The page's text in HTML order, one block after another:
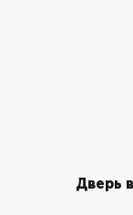
Дверь